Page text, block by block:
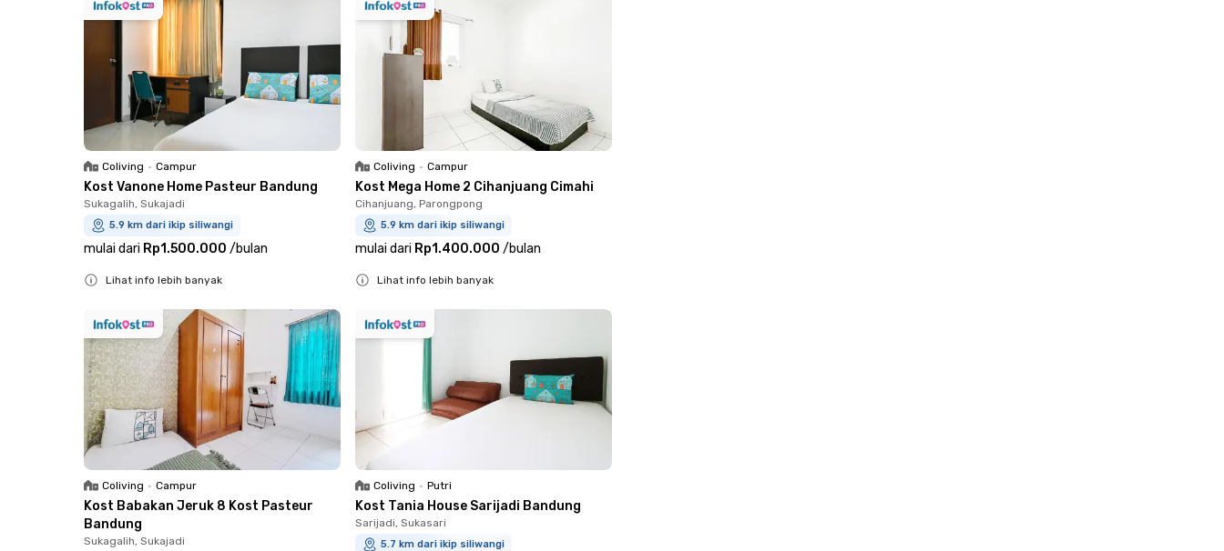
Coliving • Campur
Kost Vanone Home Pasteur Bandung
Sukagalih, Sukajadi
5.9 km dari ikip siliwangi
mulai dari Rp1.500.000 /bulan
Lihat info lebih banyak
Coliving • Campur
Kost Mega Home 2 Cihanjuang Cimahi
Cihanjuang, Parongpong
5.9 km dari ikip siliwangi
mulai dari Rp1.400.000 /bulan
Lihat info lebih banyak
Coliving • Campur
Kost Babakan Jeruk 8 Kost Pasteur
Bandung
Sukagalih, Sukajadi
Coliving • Putri
Kost Tania House Sarijadi Bandung
Sarijadi, Sukasari
5.7 km dari ikip siliwangi